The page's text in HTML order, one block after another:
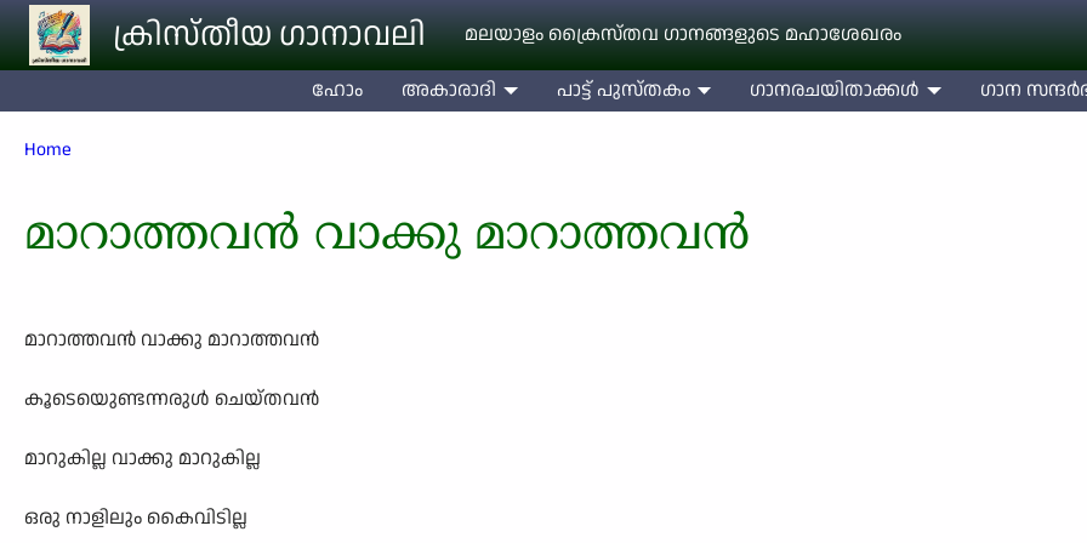
Skip to main contentക്രിസ്തീയ ഗാനാവലി മലയാളം ക്രൈസ്തവ ഗാനങ്ങളുടെ മഹാശേഖരം
ഹോം അകാരാദി പാട്ട് പുസ്തകം ഗാനരചയിതാക്കള്‍ ഗാന
Breadcrumb
Home
മാറാത്തവന്‍ വാക്കു മാറാത്തവന്‍
മാറാത്തവന്‍ വാക്കു മാറാത്തവന്‍
കൂടെയുെണ്ടന്നരുള്‍ ചെയ്തവന്‍
മാറുകില്ല വാക്കു മാറുകില്ല
ഒരു നാളിലും കൈവിടില്ല